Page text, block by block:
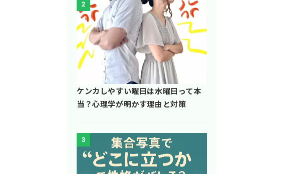
2
ケンカしやすい曜日は水曜日って本
当？心理学が明かす理由と対策
3